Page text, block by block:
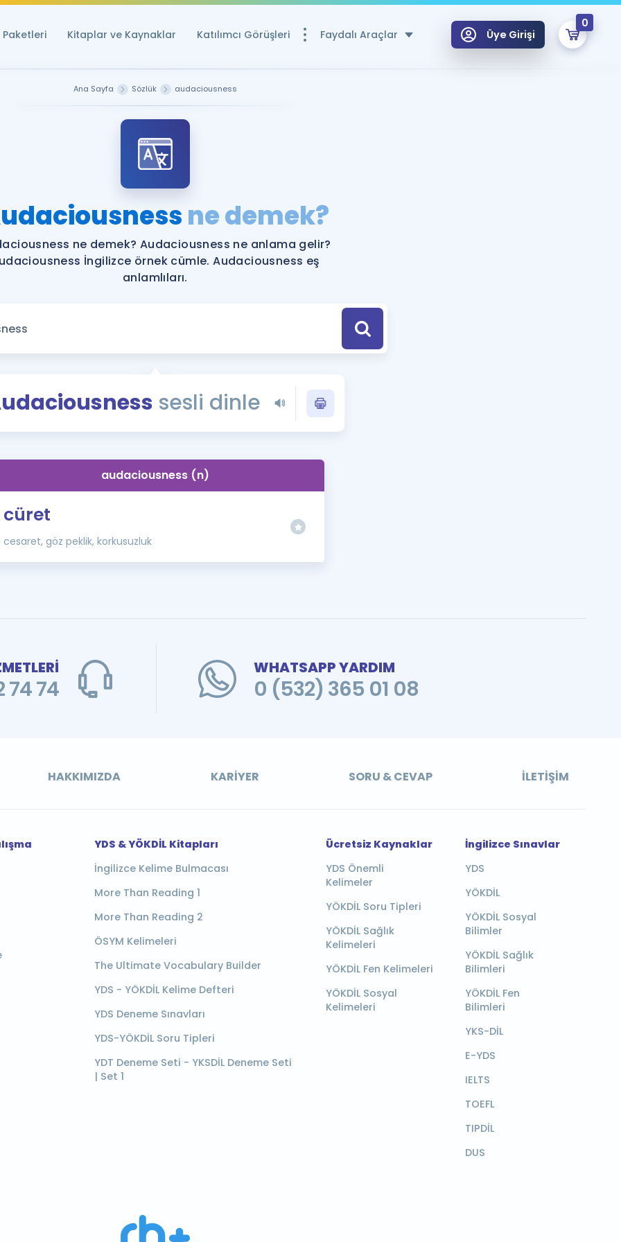
Paketleri Kitaplar ve Kaynaklar Katılımcı Görüşleri Faydalı Araçlar
Ücretsiz Kaynaklar
YDS ve YÖKDİL için Ücretsiz Kaynaklar
YDS ve YÖKDİL Puan Hesaplama Aracı
YDS ve YÖKDİL'e Hazırlananlar için Öneriler
Eğitim ve Kitaplara Özel Fırsatlar
YDS - YÖKDİL Tüm Sınavlarla İlgili Haberler
İngilizce Gramer
İngilizce Gramer ve Konu Anlatımı
Üye Girişi
0
Remzi Hoca ile seni sınava hazırlayacak onlarca eğitim seni bekliyor!
Ana Sayfa Sözlük audaciousness
ne demek?
ne demek? Audaciousness ne anlama gelir?
İngilizce örnek cümle. Audaciousness eş
anlamlıları.
sesli dinle
audaciousness (n)
cüret
cesaret, göz peklik, korkusuzluk
74
WHATSAPP YARDIM
0 (532) 365 01 08
HAKKIMIZDA KARIYER SORU & CEVAP İLETIŞIM
YDS & YÖKDİL Kitapları
İngilizce Kelime Bulmacası
More Than Reading 1
More Than Reading 2
ÖSYM Kelimeleri
The Ultimate Vocabulary Builder
YDS - YÖKDİL Kelime Defteri
YDS Deneme Sınavları
YDS-YÖKDİL Soru Tipleri
YDT Deneme Seti - YKSDİL Deneme Seti
| Set 1
Ücretsiz Kaynaklar
YDS Önemli
Kelimeler
YÖKDİL Soru Tipleri
YÖKDİL Sağlık
Kelimeleri
YÖKDİL Fen Kelimeleri
YÖKDİL Sosyal
Kelimeleri
İngilizce Sınavlar
YDS
YÖKDİL
YÖKDİL Sosyal
Bilimler
YÖKDİL Sağlık
Bilimleri
YÖKDİL Fen
Bilimleri
YKS-DİL
E-YDS
IELTS
TOEFL
TIPDİL
DUS